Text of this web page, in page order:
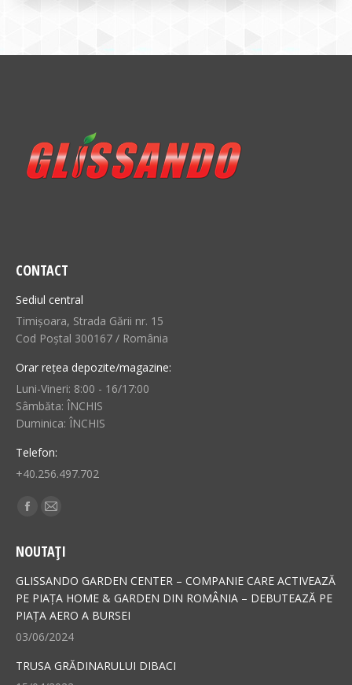
CONTACT
Sediul central
Timișoara, Strada Gării nr. 15
Cod Poștal 300167 / România
Orar rețea depozite/magazine:
Luni-Vineri: 8:00 - 16/17:00
Sâmbăta: ÎNCHIS
Duminica: ÎNCHIS
Telefon:
+40.256.497.702
Find us on:
Facebook
opens
in
new
window
Mail
opens
in
new
window
NOUTAȚI
GLISSANDO GARDEN CENTER – COMPANIE CARE ACTIVEAZĂ
PE PIAȚA HOME & GARDEN DIN ROMÂNIA – DEBUTEAZĂ PE
PIAȚA AERO A BURSEI
03/06/2024
TRUSA GRĂDINARULUI DIBACI